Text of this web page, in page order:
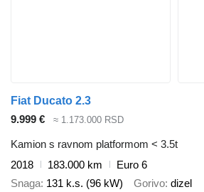
Fiat Ducato 2.3
9.999 €
≈ 1.173.000 RSD
Kamion s ravnom platformom < 3.5t
2018
183.000 km
Euro 6
Snaga 131 k.s. (96 kW) Gorivo dizel